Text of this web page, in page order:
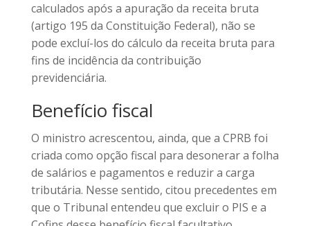
calculados após a apuração da receita bruta
(artigo 195 da Constituição Federal), não se
pode excluí-los do cálculo da receita bruta para
fins de incidência da contribuição
previdenciária.
Benefício fiscal
O ministro acrescentou, ainda, que a CPRB foi
criada como opção fiscal para desonerar a folha
de salários e pagamentos e reduzir a carga
tributária. Nesse sentido, citou precedentes em
que o Tribunal entendeu que excluir o PIS e a